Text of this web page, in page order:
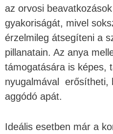
az orvosi
gyakoriságát, mivel
érzelmileg átsegíteni a
pillanatain. Az anya
támogatására is képes,
nyugalmával erősítheti,
aggódó apát.
Ideális esetben már a